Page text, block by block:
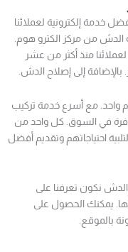
خدمة إلكترونية لعملائنا
الدش من مركز الكترو هوم.
منذ أكثر من عشر
إلى إصلاح الدش.
واحد. مع أسرع خدمة تركيب
في السوق. كل واحد من
احتياجاتهم وتقديم أفضل
نكون تعرفنا على
يمكنك الحصول على
بالموقع.